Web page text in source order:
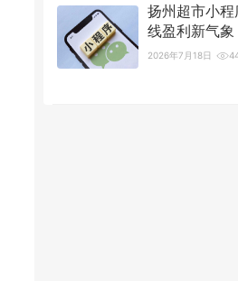
扬州超市小
线盈利新气象
2026年7月18日